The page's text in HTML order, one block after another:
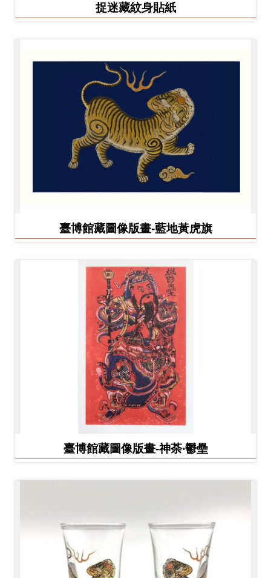
捉迷藏紋身貼紙
臺博館藏圖像版畫-藍地黃虎旗
臺博館藏圖像版畫-神荼‧鬱壘